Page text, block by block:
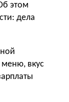
этом
дела
меню, вкус